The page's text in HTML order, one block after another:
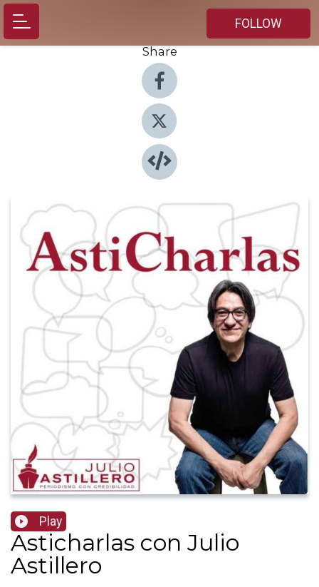
FOLLOW
Share
Play
Asticharlas con Julio
Astillero